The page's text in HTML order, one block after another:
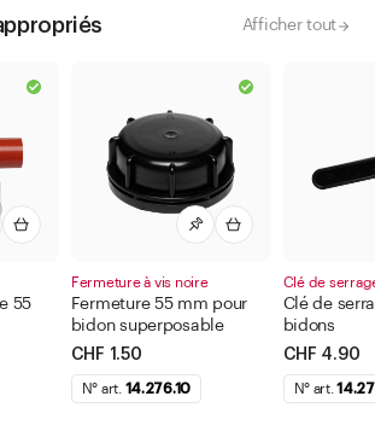
Afficher tout
55
Fermeture à vis noire
Fermeture 55 mm pour
bidon superposable
CHF 1.50
N° art. 14.276.10
Clé de
Clé de
bidons
CHF 4.90
N° art.